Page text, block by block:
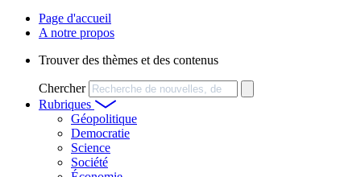
Page d'accueil
A notre propos
Trouver des thèmes et des contenus
Chercher
Rubriques
Géopolitique
Democratie
Science
Société